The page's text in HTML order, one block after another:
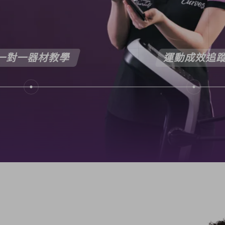
bar bar
對一器材教學 運動成效追